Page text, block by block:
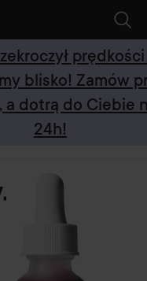
prędkości
blisko! Zamów
a dotrą do Ciebie
24h!